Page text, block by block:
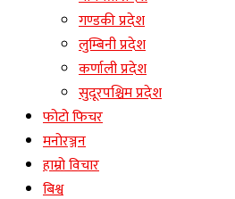
गण्डकी प्रदेश
लुम्बिनी प्रदेश
कर्णाली प्रदेश
सुदूरपश्चिम प्रदेश
फोटो फिचर
मनोरञ्जन
हाम्रो विचार
बिश्व